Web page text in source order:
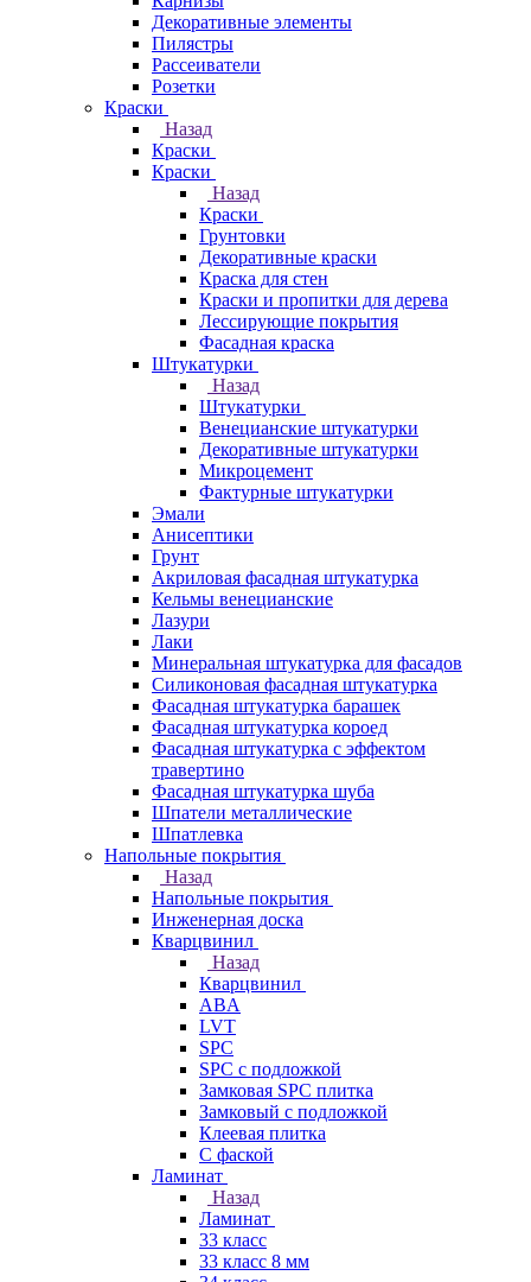
Декоративные элементы
Пилястры
Рассеиватели
Розетки
Краски
Назад
Краски
Краски
Назад
Краски
Грунтовки
Декоративные краски
Краска для стен
Краски и пропитки для дерева
Лессирующие покрытия
Фасадная краска
Штукатурки
Назад
Штукатурки
Венецианские штукатурки
Декоративные штукатурки
Микроцемент
Фактурные штукатурки
Эмали
Анисептики
Грунт
Акриловая фасадная штукатурка
Кельмы венецианские
Лазури
Лаки
Минеральная штукатурка для фасадов
Силиконовая фасадная штукатурка
Фасадная штукатурка барашек
Фасадная штукатурка короед
Фасадная штукатурка с эффектом
травертино
Фасадная штукатурка шуба
Шпатели металлические
Шпатлевка
Напольные покрытия
Назад
Напольные покрытия
Инженерная доска
Кварцвинил
Назад
Кварцвинил
ABA
LVT
SPC
SPC с подложкой
Замковая SPC плитка
Замковый с подложкой
Клеевая плитка
С фаской
Ламинат
Назад
Ламинат
33 класс
33 класс 8 мм